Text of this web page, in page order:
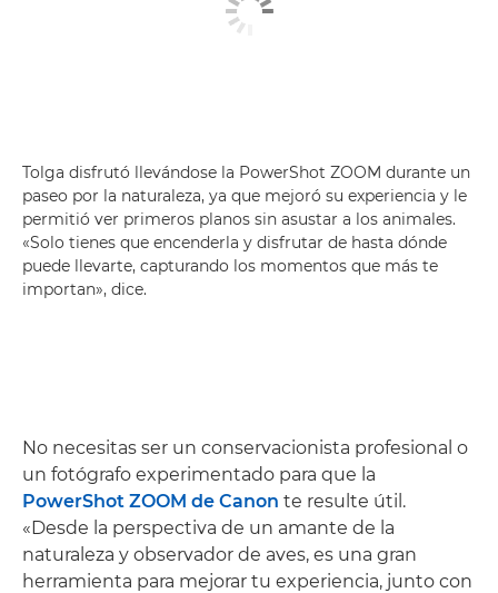
Tolga disfrutó llevándose la PowerShot ZOOM durante un
paseo por la naturaleza, ya que mejoró su experiencia y le
permitió ver primeros planos sin asustar a los animales.
«Solo tienes que encenderla y disfrutar de hasta dónde
puede llevarte, capturando los momentos que más te
importan», dice.
No necesitas ser un conservacionista profesional o
un fotógrafo experimentado para que la
PowerShot ZOOM de Canon te resulte útil.
«Desde la perspectiva de un amante de la
naturaleza y observador de aves, es una gran
herramienta para mejorar tu experiencia, junto con